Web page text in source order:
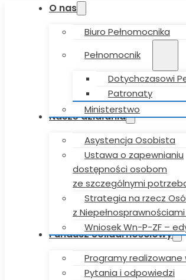
O nas
Biuro Pełnomocnika
Pełnomocnik
Dotychczasowi
Patronaty
Ministerstwo
Nasze działania
Asystencja Osobista
Ustawa o zapewnianiu
dostępności osobom
ze szczególnymi
Strategia na rzecz
z Niepełnosprawnościami
Wniosek Wn-P-ZF –
Fundusz Solidarnościowy
Programy realizowane
Pytania i odpowiedzi